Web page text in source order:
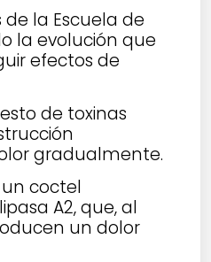
la Escuela de
la evolución que
efectos de
de toxinas
gradualmente.
coctel
A2, que, al
un dolor